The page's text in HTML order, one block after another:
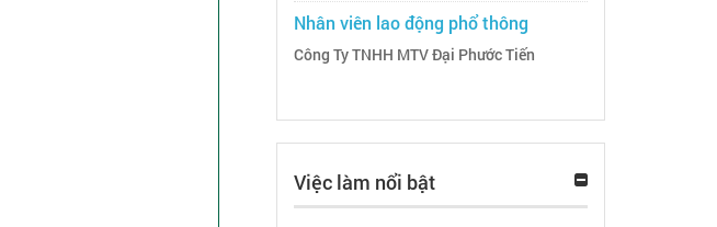
Nhân viên lao động phổ thông
Công Ty TNHH MTV Đại Phước Tiến
Việc làm nổi bật